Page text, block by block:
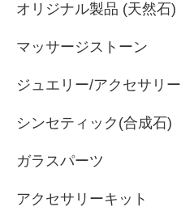
オリジナル製品 (天然石)
マッサージストーン
ジュエリー/アクセサリー
シンセティック(合成石)
ガラスパーツ
アクセサリーキット